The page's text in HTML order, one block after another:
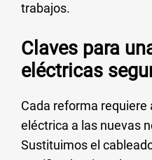
trabajos.
Claves para
eléctricas
Cada reforma
eléctrica a las nuevas
Sustituimos el